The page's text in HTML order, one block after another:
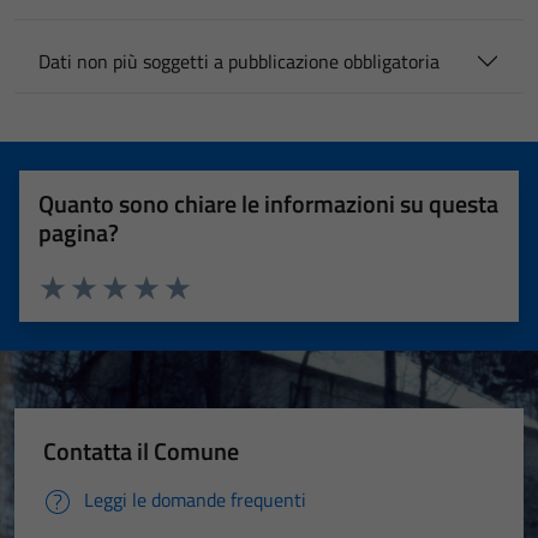
Dati non più soggetti a pubblicazione obbligatoria
Quanto sono chiare le informazioni su questa
pagina?
Valuta 5 stelle su 5
Valuta 4 stelle su 5
Valuta 3 stelle su 5
Valuta 2 stelle su 5
Valuta 1 stelle su 5
Contatta il Comune
Leggi le domande frequenti